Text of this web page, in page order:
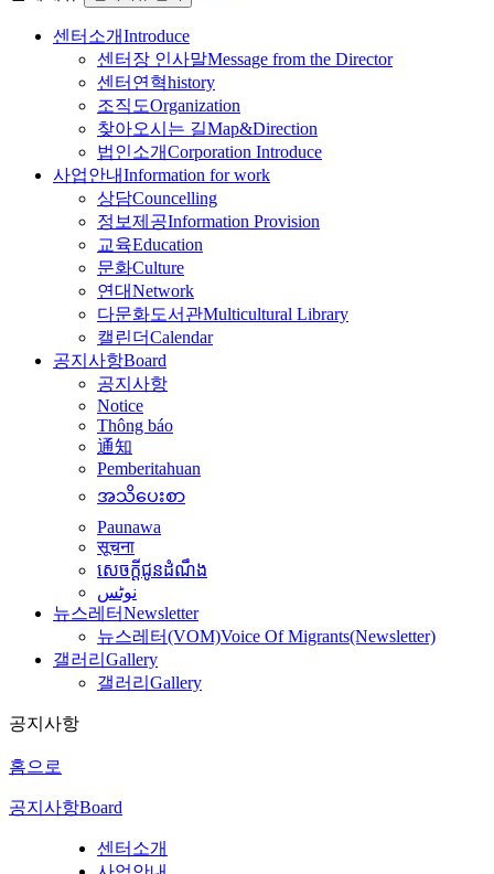
센터소개Introduce
센터장 인사말Message from the Director
센터연혁history
조직도Organization
찾아오시는 길Map&Direction
법인소개Corporation Introduce
사업안내Information for work
상담Councelling
정보제공Information Provision
교육Education
문화Culture
연대Network
다문화도서관Multicultural Library
캘린더Calendar
공지사항Board
공지사항
Notice
Thông báo
通知
Pemberitahuan
အသိပေးစာ
Paunawa
सूचना
សេចក្តីជូនដំណឹង
نوٹس
뉴스레터Newsletter
뉴스레터(VOM)Voice Of Migrants(Newsletter)
갤러리 Gallery
갤러리 Gallery
공지사항
홈으로
공지사항Board
센터소개